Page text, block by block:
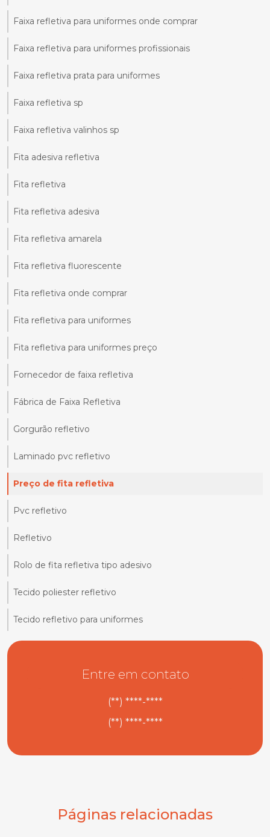
Faixa refletiva para uniformes onde comprar
Faixa refletiva para uniformes profissionais
Faixa refletiva prata para uniformes
Faixa refletiva sp
Faixa refletiva valinhos sp
Fita adesiva refletiva
Fita refletiva
Fita refletiva adesiva
Fita refletiva amarela
Fita refletiva fluorescente
Fita refletiva onde comprar
Fita refletiva para uniformes
Fita refletiva para uniformes preço
Fornecedor de faixa refletiva
Fábrica de Faixa Refletiva
Gorgurão refletivo
Laminado pvc refletivo
Preço de fita refletiva
Pvc refletivo
Refletivo
Rolo de fita refletiva tipo adesivo
Tecido poliester refletivo
Tecido refletivo para uniformes
Entre em contato
(**) ****-****
(**) ****-****
Páginas relacionadas